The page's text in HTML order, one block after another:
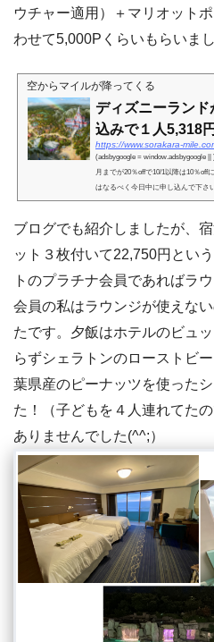
ウチャー適用）＋マリオット
わせて5,000Pくらいもらいまし
空からマイルが降ってくる
ディズニーラン
込みで１人5,318
(adsbygoogle =
月までが20％offで10/1以降は10％
はなるべく今日中に申し込んで下さ
ニーランド...
ブログでも紹介しましたが、
ット３枚付いて22,750円とい
トのプラチナ会員であればラ
会員の私はラウンジが使えな
たです。夕飯はホテルのビュ
らずシェラトンのローストビ
葉県産のピーナッツを使った
た！（子どもを４人連れてた
ありませんでした(^^;）